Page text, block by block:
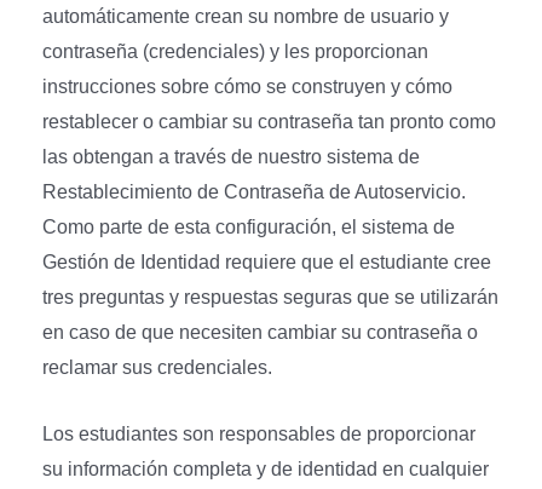
automáticamente crean su nombre de usuario y
contraseña (credenciales) y les proporcionan
instrucciones sobre cómo se construyen y cómo
restablecer o cambiar su contraseña tan pronto como
las obtengan a través de nuestro sistema de
Restablecimiento de Contraseña de Autoservicio.
Como parte de esta configuración, el sistema de
Gestión de Identidad requiere que el estudiante cree
tres preguntas y respuestas seguras que se utilizarán
en caso de que necesiten cambiar su contraseña o
reclamar sus credenciales.
Los estudiantes son responsables de proporcionar
su información completa y de identidad en cualquier